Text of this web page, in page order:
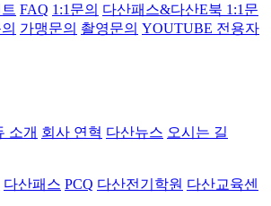
FAQ 1:1문의 다산패스&다산E북 1:1문
가맹문의 촬영문의 YOUTUBE 전용자
소개 회사 연혁 다산뉴스 오시는 길
다산패스 PCQ 다산전기학원 다산교육센